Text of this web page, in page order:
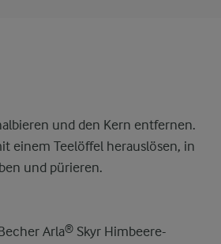
und den Kern entfernen.
einem Teelöffel herauslösen, in
und pürieren.
Arla® Skyr Himbeere-